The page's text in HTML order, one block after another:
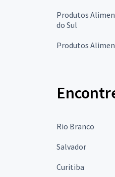
Produtos
do Sul
Produtos
Rio Branco
Salvador
Curitiba